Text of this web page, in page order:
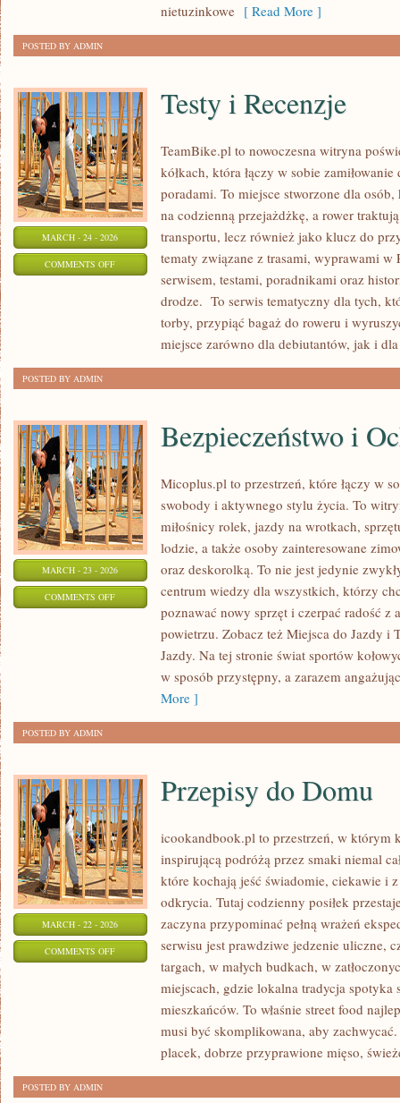
nietuzinkowe [ Read More ]
POSTED BY ADMIN
MARCH - 24 - 2026
COMMENTS OFFON
Testy i Recenzje
TeamBike.pl to nowoczesna witryna
kółkach, która łączy w sobie
poradami. To miejsce stworzone dla
na codzienną przejażdżkę, a rower
transportu, lecz również jako klucz do
tematy związane z trasami, wyprawami w
serwisem, testami, poradnikami oraz
drodze. To serwis tematyczny dla tych,
torby, przypiąć bagaż do roweru i
miejsce zarówno dla debiutantów, jak i dla
POSTED BY ADMIN
MARCH - 23 - 2026
COMMENTS OFFON
BEZPIECZEŃSTWO
Bezpieczeństwo i
Micoplus.pl to przestrzeń, które łączy w
swobody i aktywnego stylu życia. To
miłośnicy rolek, jazdy na wrotkach,
lodzie, a także osoby zainteresowane
oraz deskorolką. To nie jest jedynie
centrum wiedzy dla wszystkich, którzy
poznawać nowy sprzęt i czerpać radość z
powietrzu. Zobacz też Miejsca do Jazdy i
Jazdy. Na tej stronie świat sportów
w sposób przystępny, a zarazem
More ]
POSTED BY ADMIN
MARCH - 22 - 2026
COMMENTS OFFON
Przepisy do Domu
icookandbook.pl to przestrzeń, w którym
inspirującą podróżą przez smaki niemal
które kochają jeść świadomie, ciekawie i
odkrycia. Tutaj codzienny posiłek
zaczyna przypominać pełną wrażeń
serwisu jest prawdziwe jedzenie uliczne,
targach, w małych budkach, w
miejscach, gdzie lokalna tradycja spotyka
mieszkańców. To właśnie street food
musi być skomplikowana, aby
placek, dobrze przyprawione mięso,
POSTED BY ADMIN